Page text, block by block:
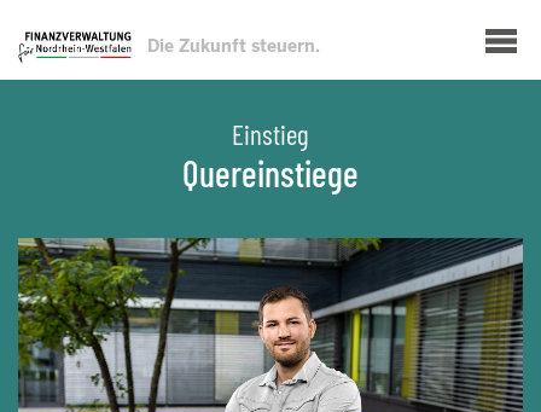
zum
Show — Hauptnavigation
Die Zukunft steuern.
Einstieg
Quereinstiege